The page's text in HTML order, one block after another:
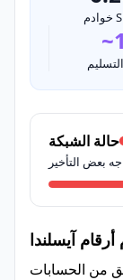
حالة الشبكة
آيسلندا
من الحسابات